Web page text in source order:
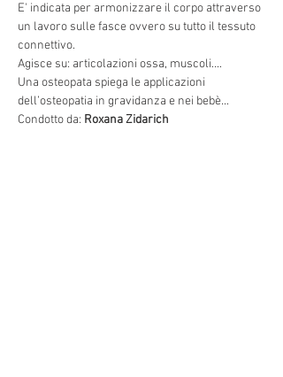
E' indicata per armonizzare il corpo attraverso
un lavoro sulle fasce ovvero su tutto il tessuto
Una osteopata spiega le applicazioni
Condotto da: Roxana Zidarich